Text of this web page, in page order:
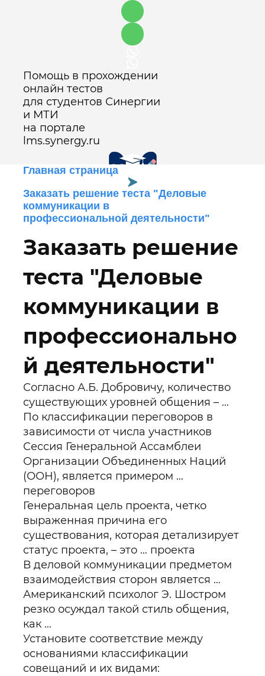
Помощь в прохождении
онлайн тестов
для студентов Синергии
и МТИ
на портале
lms.synergy.ru
Оставить заявку
Главная страница
Заказать решение теста "Деловые
коммуникации в
профессиональной деятельности"
Заказать решение
теста "Деловые
коммуникации в
профессионально
й деятельности"
Согласно А.Б. Добровичу, количество
существующих уровней общения – …
По классификации переговоров в
зависимости от числа участников
Сессия Генеральной Ассамблеи
Организации Объединенных Наций
(ООН), является примером …
переговоров
Генеральная цель проекта, четко
выраженная причина его
существования, которая детализирует
статус проекта, – это … проекта
В деловой коммуникации предметом
взаимодействия сторон является …
Американский психолог Э. Шостром
резко осуждал такой стиль общения,
как …
Установите соответствие между
основаниями классификации
совещаний и их видами: